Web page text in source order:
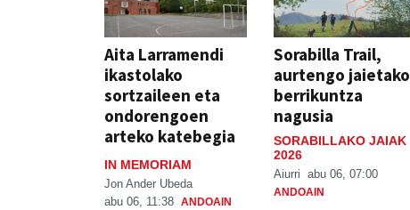
Aita Larramendi
ikastolako
sortzaileen eta
ondorengoen
arteko katebegia
IN MEMORIAM
Jon Ander Ubeda
abu 06, 11:38 ANDOAIN
Sorabilla Trail,
aurtengo jaietako
berrikuntza
nagusia
SORABILLAKO JAIAK
2026
Aiurri abu 06, 07:00
ANDOAIN